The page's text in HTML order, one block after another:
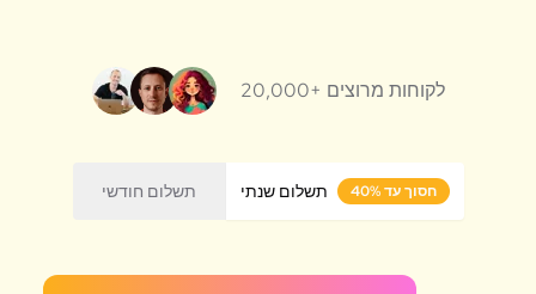
20,000+ לקוחות מרוצים
תשלום חודשי תשלום שנתי חסוך עד 40%